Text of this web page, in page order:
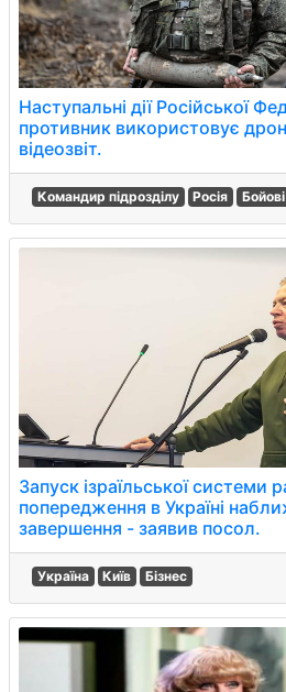
Наступальні дії Російської
противник використовує
відеозвіт.
Командир підрозділу Росія Бойові
Запуск ізраїльської системи
попередження в Україні
завершення - заявив посол.
Україна Київ Бізнес